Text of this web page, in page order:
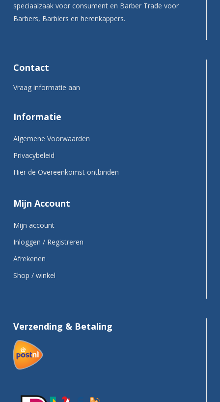
speciaalzaak voor consument en Barber Trade voor
Barbers, Barbiers en herenkappers.
Contact
Vraag informatie aan
Informatie
Algemene Voorwaarden
Privacybeleid
Hier de Overeenkomst ontbinden
Mijn Account
Mijn account
Inloggen / Registreren
Afrekenen
Shop / winkel
Verzending & Betaling